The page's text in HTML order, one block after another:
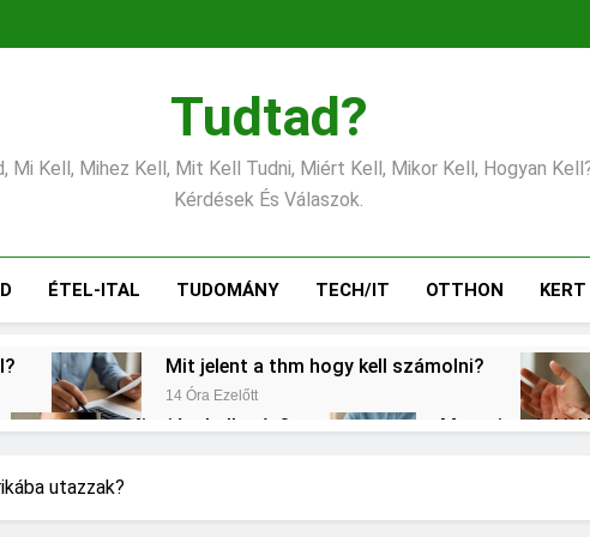
Tudtad?
Mi Kell, Mihez Kell, Mit Kell Tudni, Miért Kell, Mikor Kell, Hogyan
Kérdések És Válaszok.
ÉTEL-ITAL TUDOMÁNY TECH/IT OTTHON KERT
Mit jelent a thm hogy kell számolni?
14 Óra Ezelőtt
Mire jó a kollagén? Mennyi a
utazzak?